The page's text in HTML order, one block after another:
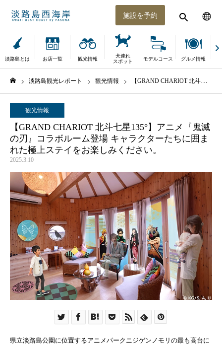
施設を予約
淡路島とは お店一覧 観光情報
犬連れ
スポット
モデルコース グルメ情報
淡路島観光レポート 観光情報 【GRAND CHARIOT 北斗七星135°】アニメ『鬼滅の刃』コラボルーム登場 キャラクターたちに囲まれた極上ステイをお楽しみください。
観光情報
【GRAND CHARIOT 北斗七星135°】アニメ『鬼滅
の刃』コラボルーム登場 キャラクターたちに囲ま
れた極上ステイをお楽しみください。
2025.3.10
県立淡路島公園に位置するアニメパークニジゲンノモリの最も高台に